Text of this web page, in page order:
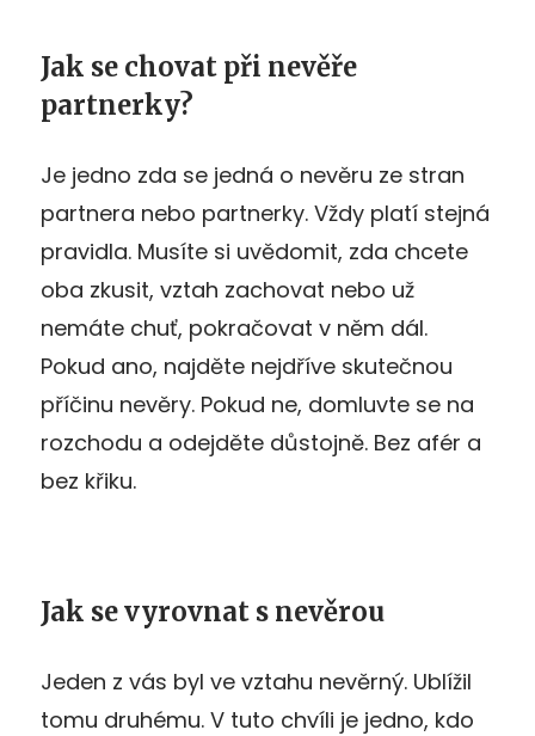
Jak se chovat při nevěře
partnerky?
Je jedno zda se jedná o nevěru ze stran
partnera nebo partnerky. Vždy platí stejná
pravidla. Musíte si uvědomit, zda chcete
oba zkusit, vztah zachovat nebo už
nemáte chuť, pokračovat v něm dál.
Pokud ano, najděte nejdříve skutečnou
příčinu nevěry. Pokud ne, domluvte se na
rozchodu a odejděte důstojně. Bez afér a
bez křiku.
Jak se vyrovnat s nevěrou
Jeden z vás byl ve vztahu nevěrný. Ublížil
tomu druhému. V tuto chvíli je jedno, kdo